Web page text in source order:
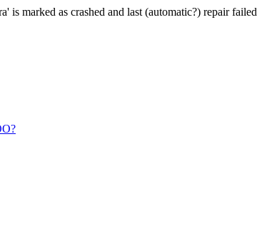
is marked as crashed and last (automatic?) repair failed